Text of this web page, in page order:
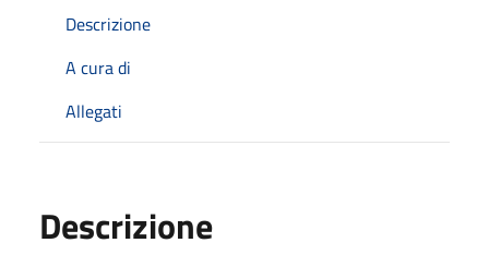
Descrizione
A cura di
Allegati
Descrizione